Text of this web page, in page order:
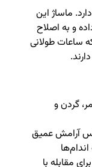
ماساژ این
و به اصلاح
ساعات طولانی
گردن و
آرامش عمیق
مقابله با